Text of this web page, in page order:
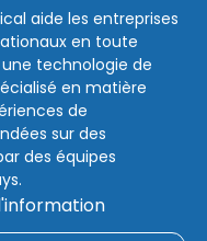
aide les entreprises
en toute
technologie de
en matière
de
sur des
des équipes